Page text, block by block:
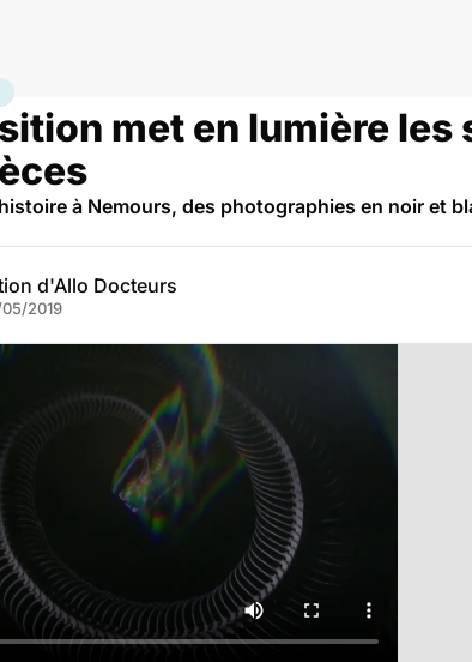
articulations
met en lumière
à Nemours, des photographies en noir et
d'Allo Docteurs
2019